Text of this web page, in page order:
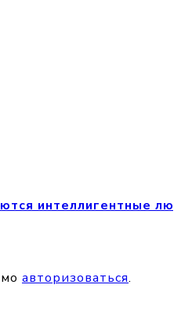
интеллигентные
авторизоваться.